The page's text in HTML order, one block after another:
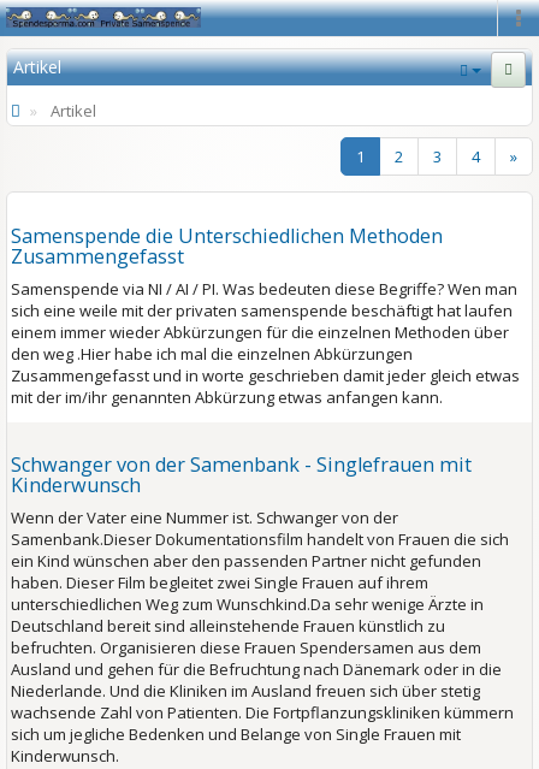
Artikel
Artikel
1 2 3 4 »
Samenspende die Unterschiedlichen Methoden
Zusammengefasst
Samenspende via NI / AI / PI. Was bedeuten diese Begriffe? Wen man
sich eine weile mit der privaten samenspende beschäftigt hat laufen
einem immer wieder Abkürzungen für die einzelnen Methoden über
den weg .Hier habe ich mal die einzelnen Abkürzungen
Zusammengefasst und in worte geschrieben damit jeder gleich etwas
mit der im/ihr genannten Abkürzung etwas anfangen kann.
Schwanger von der Samenbank - Singlefrauen mit
Kinderwunsch
Wenn der Vater eine Nummer ist. Schwanger von der
Samenbank.Dieser Dokumentationsfilm handelt von Frauen die sich
ein Kind wünschen aber den passenden Partner nicht gefunden
haben. Dieser Film begleitet zwei Single Frauen auf ihrem
unterschiedlichen Weg zum Wunschkind.Da sehr wenige Ärzte in
Deutschland bereit sind alleinstehende Frauen künstlich zu
befruchten. Organisieren diese Frauen Spendersamen aus dem
Ausland und gehen für die Befruchtung nach Dänemark oder in die
Niederlande. Und die Kliniken im Ausland freuen sich über stetig
wachsende Zahl von Patienten. Die Fortpflanzungskliniken kümmern
sich um jegliche Bedenken und Belange von Single Frauen mit
Kinderwunsch.